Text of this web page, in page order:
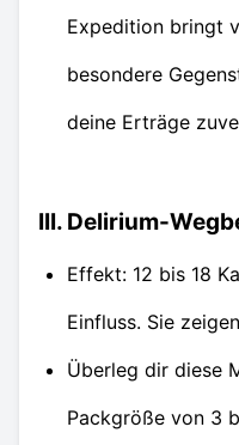
Expedition bringt
besondere
deine Erträge
III. Delirium-
Effekt: 12 bis 18
Einfluss. Sie
Überleg dir diese
Packgröße von 3